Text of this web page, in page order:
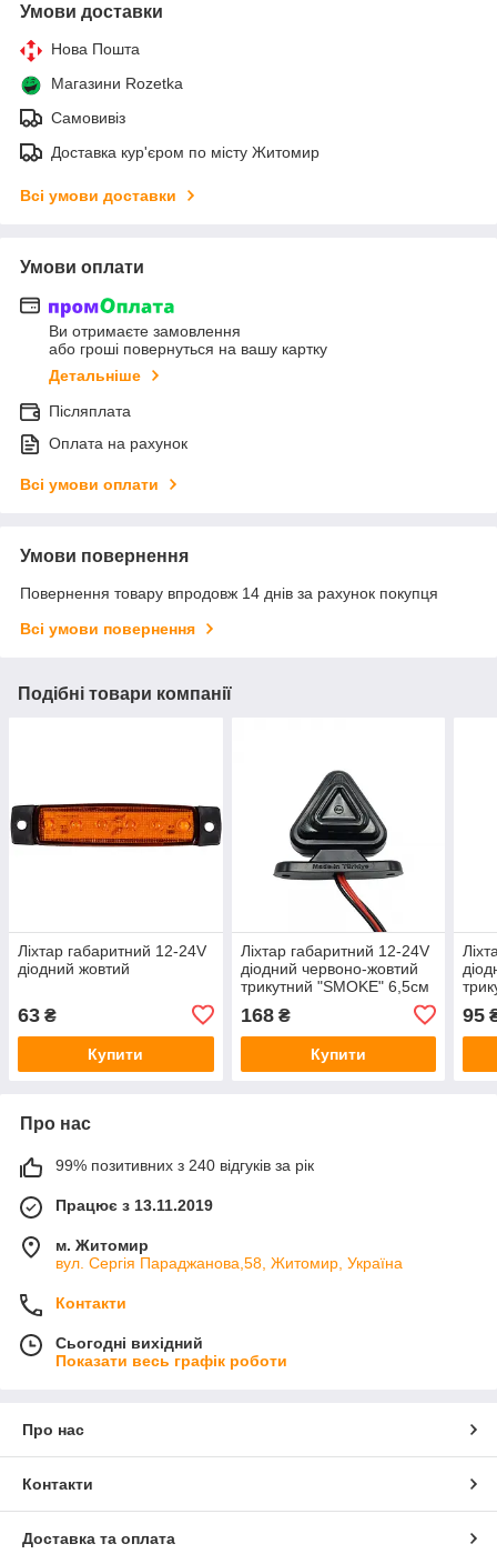
Умови доставки
Нова Пошта
Магазини Rozetka
Самовивіз
Доставка кур'єром по місту Житомир
Всі умови доставки
Умови оплати
Ви отримаєте замовлення
або гроші повернуться на вашу картку
Детальніше
Післяплата
Оплата на рахунок
Всі умови оплати
Умови повернення
Повернення товару впродовж 14 днів за рахунок покупця
Всі умови повернення
Подібні товари компанії
Ліхтар габаритний 12-24V
діодний жовтий
63 ₴
Купити
Ліхтар габаритний 12-24V
діодний червоно-жовтий
трикутний "SMOKE" 6,5см
168₴
Купити
95
Про нас
99% позитивних з 240 відгуків за рік
Працює з 13.11.2019
м. Житомир
вул. Сергія Параджанова,58, Житомир, Україна
Контакти
Сьогодні вихідний
Показати весь графік роботи
Про нас
Контакти
Доставка та оплата